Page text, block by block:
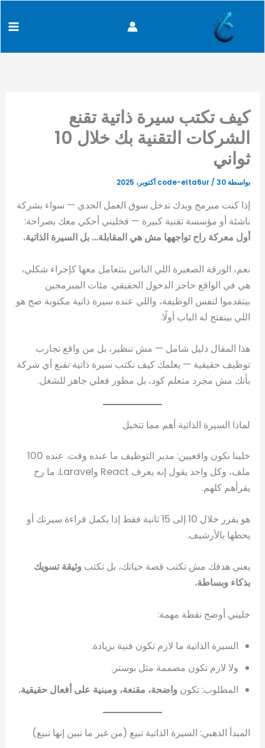
كيف تكتب سيرة ذاتية تقنع
الشركات التقنية بك خلال 10
ثواني
بواسطة code-elta6ur / 30 أكتوبر، 2025
إذا كنت مبرمج وبدك تدخل سوق العمل الجدي — سواء بشركة
ناشئة أو مؤسسة تقنية كبيرة — فخليني أحكي معك بصراحة:
أول معركة راح تواجهها مش هي المقابلة… بل السيرة الذاتية.
نعم، الورقة الصغيرة اللي الناس بتتعامل معها كإجراء شكلي،
هي في الواقع حاجز الدخول الحقيقي. مئات المبرمجين
بيتقدموا لنفس الوظيفة، واللي عنده سيرة ذاتية مكتوبة صح هو
اللي بينفتح له الباب أولًا.
هذا المقال دليل شامل — مش تنظير، بل من واقع تجارب
توظيف حقيقية — يعلمك كيف تكتب سيرة ذاتية تقنع أي شركة
بأنك مش مجرد متعلم كود، بل مطور فعلي جاهز للشغل.
لماذا السيرة الذاتية أهم مما تتخيل
خلينا نكون واقعيين: مدير التوظيف ما عنده وقت. عنده 100
ملف، وكل واحد يقول إنه يعرف React وLaravel. ما رح
يقرأهم كلهم.
هو يقرر خلال 10 إلى 15 ثانية فقط إذا يكمل قراءة سيرتك أو
يحطها بالأرشيف.
يعني هدفك مش تكتب قصة حياتك، بل تكتب وثيقة تسويك
بذكاء وبساطة.
خليني أوضح نقطة مهمة:
السيرة الذاتية ما لازم تكون فنية بزيادة.
ولا لازم تكون مصممة مثل بوستر.
المطلوب: تكون واضحة، مقنعة، ومبنية على أفعال حقيقية.
المبدأ الذهبي: السيرة الذاتية تبيع (من غير ما تبين إنها تبيع)
بريدك
الإلكتروني...